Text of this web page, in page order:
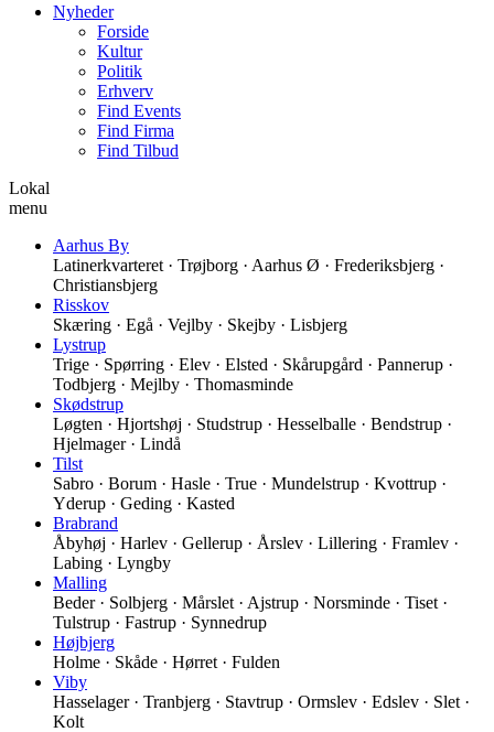
Nyheder
Forside
Kultur
Politik
Erhverv
Find Events
Find Firma
Find Tilbud
Lokal
menu
Aarhus By
Latinerkvarteret · Trøjborg · Aarhus Ø · Frederiksbjerg ·
Christiansbjerg
Risskov
Skæring · Egå · Vejlby · Skejby · Lisbjerg
Lystrup
Trige · Spørring · Elev · Elsted · Skårupgård · Pannerup ·
Todbjerg · Mejlby · Thomasminde
Skødstrup
Løgten · Hjortshøj · Studstrup · Hesselballe · Bendstrup ·
Hjelmager · Lindå
Tilst
Sabro · Borum · Hasle · True · Mundelstrup · Kvottrup ·
Yderup · Geding · Kasted
Brabrand
Åbyhøj · Harlev · Gellerup · Årslev · Lillering · Framlev ·
Labing · Lyngby
Malling
Beder · Solbjerg · Mårslet · Ajstrup · Norsminde · Tiset ·
Tulstrup · Fastrup · Synnedrup
Højbjerg
Holme · Skåde · Hørret · Fulden
Viby
Hasselager · Tranbjerg · Stavtrup · Ormslev · Edslev · Slet ·
Kolt